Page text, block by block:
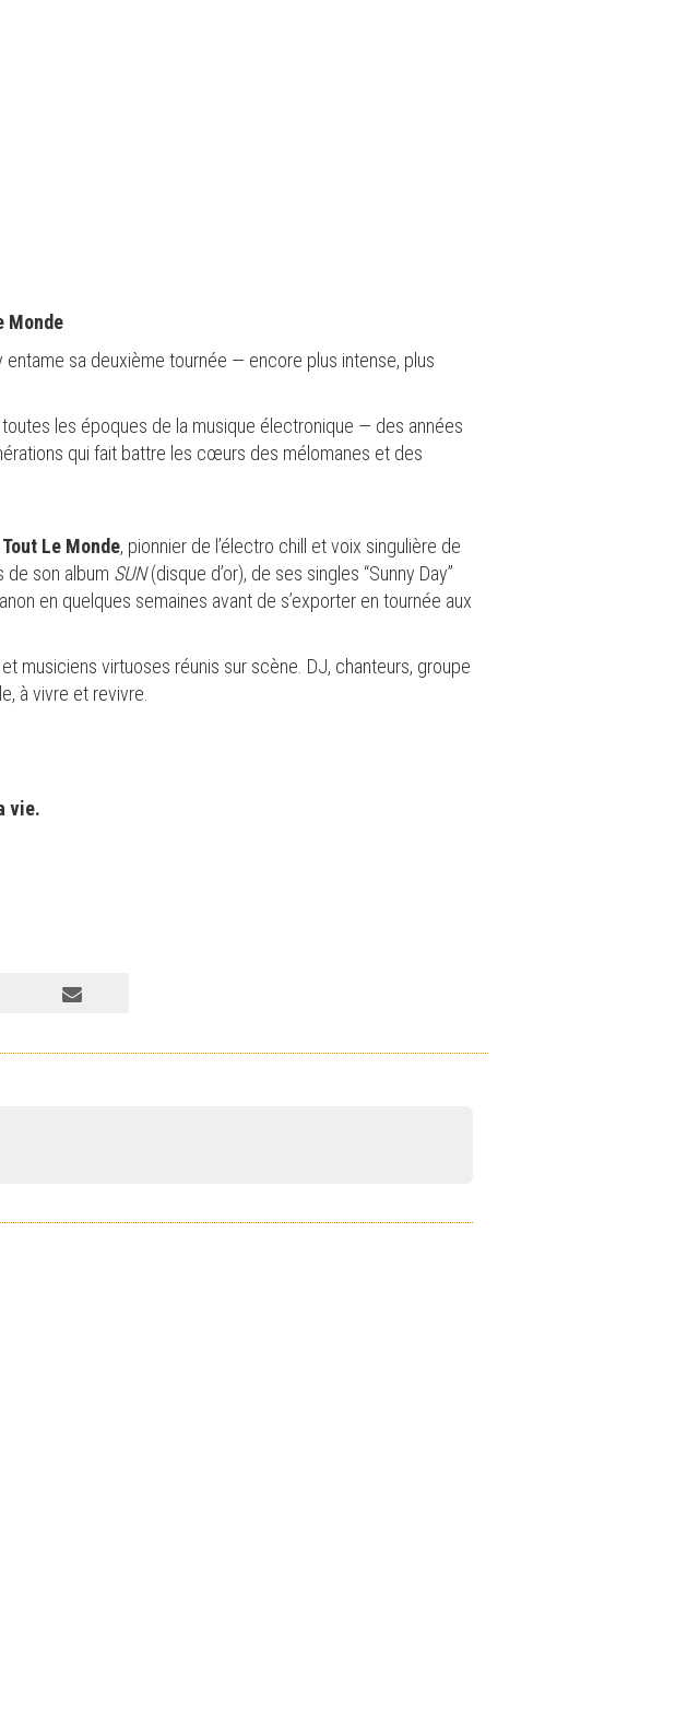
Monde
sa deuxième tournée — encore plus intense, plus
les époques de la musique électronique — des années
qui fait battre les cœurs des mélomanes et des
Le Monde, pionnier de l’électro chill et voix singulière de
de son album SUN(disque d’or), de ses singles “Sunny Day”
en quelques semaines avant de s’exporter en tournée aux
musiciens virtuoses réunis sur scène. DJ, chanteurs, groupe
à vivre et revivre.
vie.